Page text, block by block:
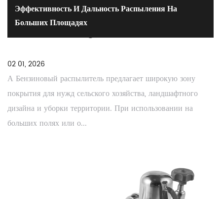
Эффективность И Дальность Распыления На
Больших Площадях
02 01, 2026
А Бензиновый распылитель предлагает широкую зону
покрытия для нужд сельского хозяйства, ландшафтного
дизайна и уборки территории. При использовании на
больших полях или о...